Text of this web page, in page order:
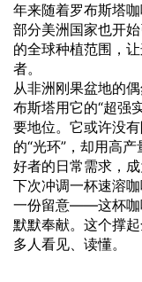
年来随着罗布斯塔
部分美洲国家也开
的全球种植范围，
者。
从非洲刚果盆地的
布斯塔用它的“超强
要地位。它或许没
的“光环”，却用高
好者的日常需求，成
下次冲调一杯速溶
一份留意——这杯咖
默默奉献。这个撑
多人看见、读懂。